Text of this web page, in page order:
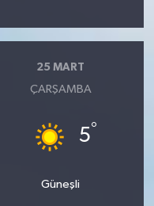
25 MART
ÇARŞAMBA
5°
Güneşli